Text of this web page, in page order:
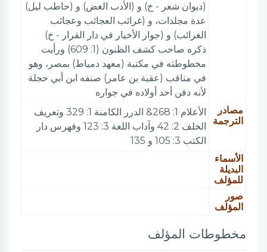
(ديوان شعر - خ) و (الأدب الغض) و (حاطب ليل)
عدة مجلدات، و (غرائب العجائب وعجائب
الغرائب) و (جوار الأخيار في دار القرار - خ)
ذكره صاحب كشف الظنون (1: 609) ورأيت
مخطوطته في مكتبة (معهد دمياط) بمصر، وهو
في مناقب (عقبة بن عامر) صنفه ابن أبي حجلة
لأنه دفن أحد أولاده في جواره
مصادر
الترجمة
الأعلام 1: 268& الدرر الكامنة 1: 329 وتعريف
الخلف 2: 42 وآداب اللغة 3: 123 وفهرس دار
الكتب 3: 105 و 135
الأسماء
البديلة
للمؤلف
صور
المؤلف
مخطوطات المؤلف